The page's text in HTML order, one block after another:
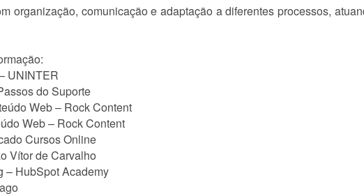
organização, comunicação e adaptação a diferentes processos,
UNINTER
do Suporte
Web – Rock Content
Web – Rock Content
Cursos Online
Vítor de Carvalho
– HubSpot Academy